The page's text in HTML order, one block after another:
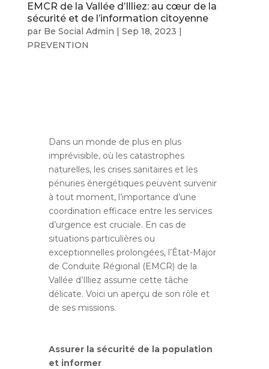
EMCR de la Vallée d’Illiez: au cœur de la
sécurité et de l’information citoyenne
par Be Social Admin | Sep 18, 2023 |
PREVENTION
Dans un monde de plus en plus
imprévisible, où les catastrophes
naturelles, les crises sanitaires et les
pénuries énergétiques peuvent survenir
à tout moment, l’importance d’une
coordination efficace entre les services
d’urgence est cruciale. En cas de
situations particulières ou
exceptionnelles prolongées, l’État-Major
de Conduite Régional (EMCR) de la
Vallée d’Illiez assume cette tâche
délicate. Voici un aperçu de son rôle et
de ses missions.
Assurer la sécurité de la population
et informer